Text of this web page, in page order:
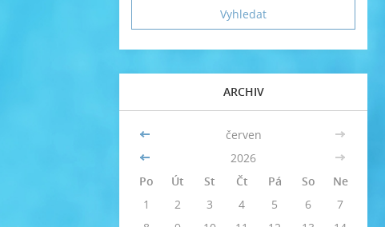
ARCHIV
<< červen
>>
<<
2026
>>
Po
Út St Čt Pá So
Ne
1
2 3 4 5 6
7